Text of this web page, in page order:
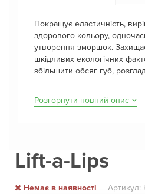
Покращує еластичність,
здорового кольору,
утворення зморшок.
шкідливих екологічних
збільшити обсяг губ,
Розгорнути повний опис
Lift-a-Lips
Немає в наявності Артикул: